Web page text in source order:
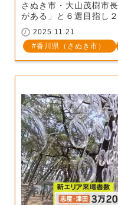
さぬき市・大山茂樹市
がある」と６選目指し
2025.11.21
香川県（さぬき市）